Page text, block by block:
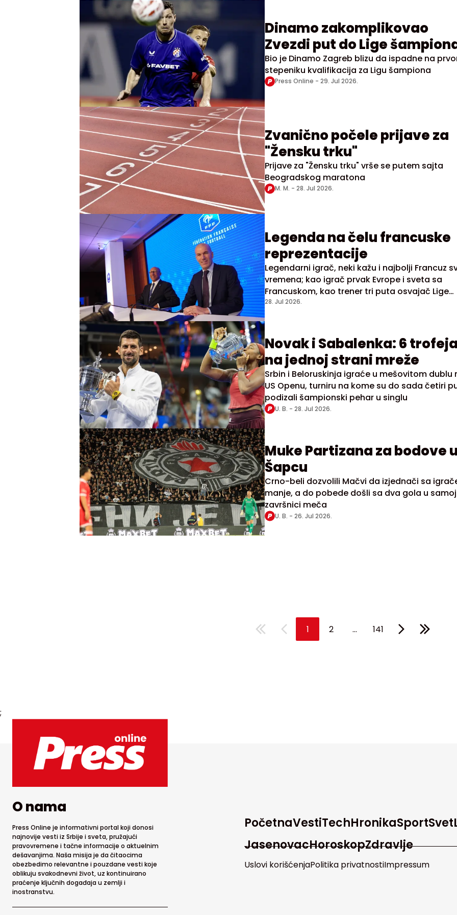
Dinamo zakomplikovao
Zvezdi put do Lige
Bio je Dinamo Zagreb blizu da ispadne na
stepeniku kvalifikacija za Ligu šampiona
Press Online - 29. Jul 2026.
Zvanično počele prijave za
"Žensku trku"
Prijave za "Žensku trku" vrše se putem sajta
Beogradskog maratona
M. M. - 28. Jul 2026.
Legenda na čelu francuske
reprezentacije
Legendarni igrač, neki kažu i najbolji Francuz
vremena; kao igrač prvak Evrope i sveta sa
Francuskom, kao trener tri puta osvajač Lige
šampiona sa Realom
28. Jul 2026.
Novak i Sabalenka: 6
na jednoj strani mreže
Srbin i Beloruskinja igraće u mešovitom dublu
US Openu, turniru na kome su do sada četiri
podizali šampionski pehar u singlu
U. B. - 28. Jul 2026.
Muke Partizana za bodove
Šapcu
Crno-beli dozvolili Mačvi da izjednači sa
manje, a do pobede došli sa dva gola u samoj
završnici meča
U. B. - 26. Jul 2026.
1 2 ... 141
;
O nama
Press Online je informativni portal koji donosi
najnovije vesti iz Srbije i sveta, pružajući
pravovremene i tačne informacije o aktuelnim
dešavanjima. Naša misija je da čitaocima
obezbedimo relevantne i pouzdane vesti koje
oblikuju svakodnevni život, uz kontinuirano
praćenje ključnih događaja u zemlji i
inostranstvu.
PočetnaVestiTechHronikaSportSvet
JasenovacHoroskopZdravlje
Uslovi korišćenjaPolitika privatnostiImpressum